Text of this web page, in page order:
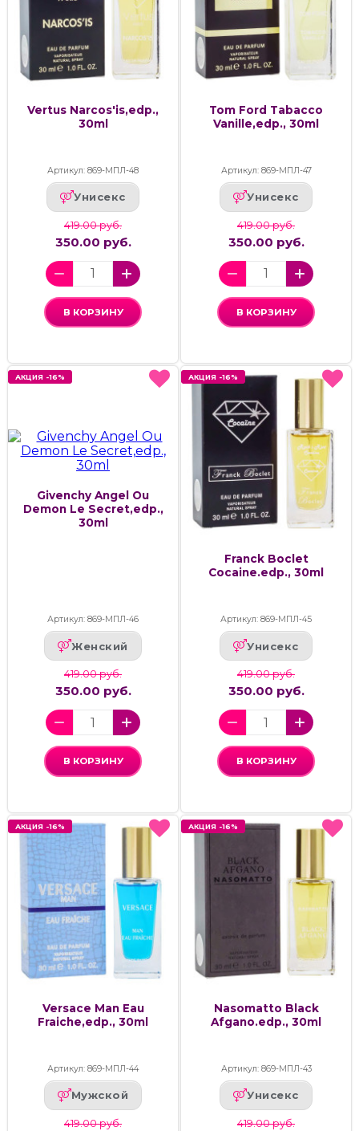
Vertus Narcos'is,edp.,
30ml
Артикул: 869-МПЛ-48
Унисекс
419.00 руб.
350.00 руб.
В КОРЗИНУ
Tom Ford Tabacco
Vanille,edp., 30ml
Артикул: 869-МПЛ-47
Унисекс
419.00 руб.
350.00 руб.
В КОРЗИНУ
АКЦИЯ -16%
Givenchy Angel Ou
Demon Le Secret,edp.,
30ml
Артикул: 869-МПЛ-46
Женский
АКЦИЯ -16%
419.00 руб.
350.00 руб.
В КОРЗИНУ
АКЦИЯ -16%
Franck Boclet
Cocaine.edp., 30ml
Артикул: 869-МПЛ-45
Унисекс
АКЦИЯ -16%
419.00 руб.
350.00 руб.
В КОРЗИНУ
АКЦИЯ -16%
Versace Man Eau
Fraiche,edp., 30ml
Артикул: 869-МПЛ-44
Мужской
АКЦИЯ -16%
419.00 руб.
АКЦИЯ -16%
Nasomatto Black
Afgano.edp., 30ml
Артикул: 869-МПЛ-43
Унисекс
АКЦИЯ -16%
419.00 руб.